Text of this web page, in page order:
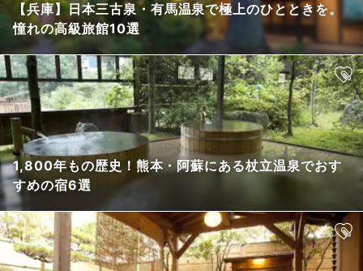
【兵庫】日本三古泉・有馬温泉で極上のひとときを。
憧れの高級旅館10選
1,800年もの歴史！熊本・阿蘇にある杖立温泉でおす
すめの宿6選